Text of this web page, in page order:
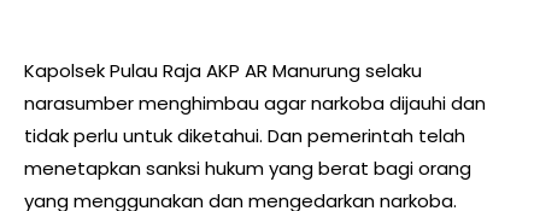
Kapolsek Pulau Raja AKP AR Manurung selaku
narasumber menghimbau agar narkoba dijauhi dan
tidak perlu untuk diketahui. Dan pemerintah telah
menetapkan sanksi hukum yang berat bagi orang
yang menggunakan dan mengedarkan narkoba.